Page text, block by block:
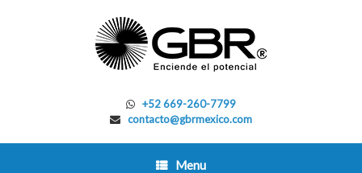
+52 669-260-7799
contacto@gbrmexico.com
Menu